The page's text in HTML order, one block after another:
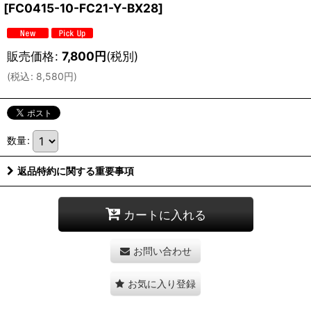
[FC0415-10-FC21-Y-BX28]
販売価格: 7,800円(税別)
(税込: 8,580円)
数量:
返品特約に関する重要事項
カートに入れる
お問い合わせ
お気に入り登録